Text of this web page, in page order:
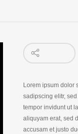
Lorem ipsum dolor
sadipscing elitr,
tempor invidunt ut
aliquyam erat, sed
accusam et justo